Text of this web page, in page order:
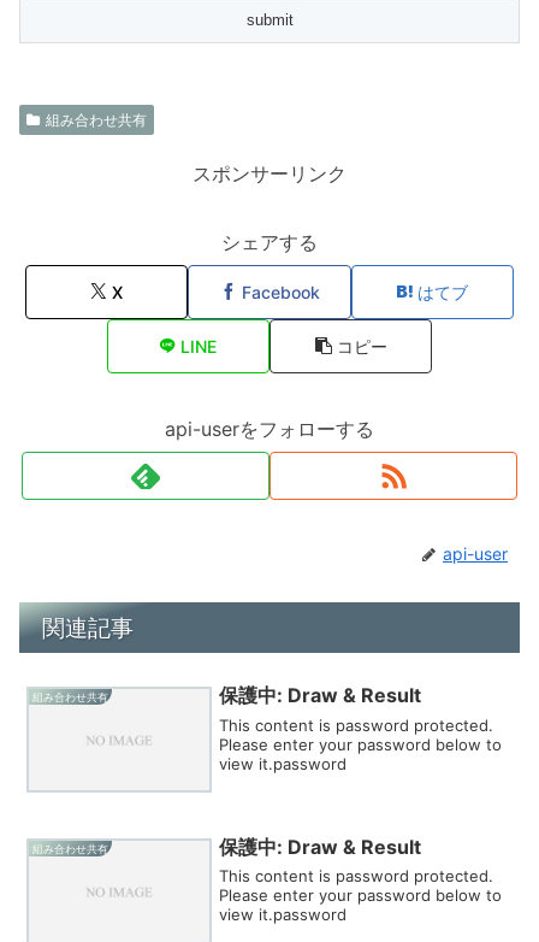
組み合わせ共有
スポンサーリンク
シェアする
X Facebook はてブ
LINE コピー
api-userをフォローする
api-user
関連記事
組み合わせ共有 保護中: Draw & Result
This content is password protected.
Please enter your password below to
view it.password
組み合わせ共有 保護中: Draw & Result
This content is password protected.
Please enter your password below to
view it.password